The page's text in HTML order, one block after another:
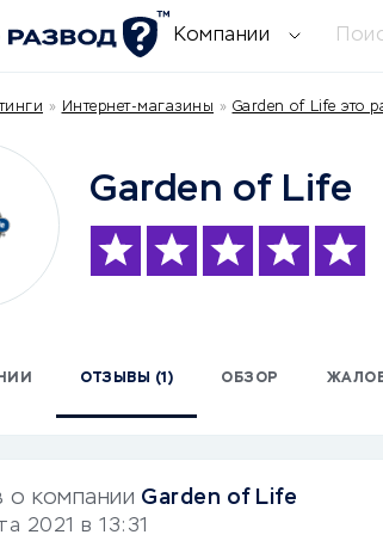
Компании
» Интернет-магазины » Garden of Life это
Garden of Life
ОТЗЫВЫ (1) ОБЗОР
о компании Garden of Life
2021 в 13:31